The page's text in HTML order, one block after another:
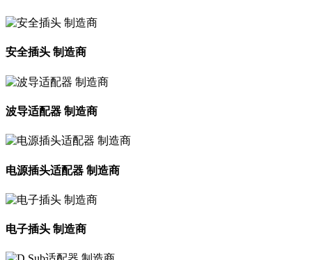
安全插头 制造商
波导适配器 制造商
电源插头适配器 制造商
电子插头 制造商